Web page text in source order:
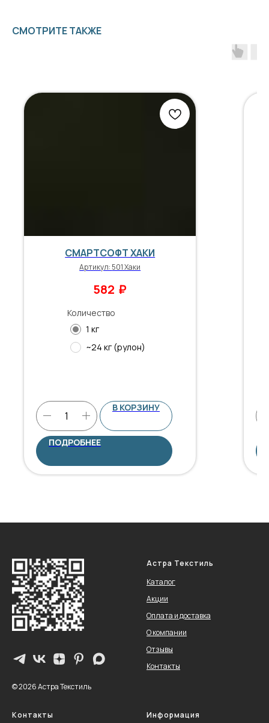
СМОТРИТЕ ТАКЖЕ
СМАРТСОФТ ХАКИ
Артикул: 501 Хаки
582 ₽
Количество
1 кг
~24 кг (рулон)
В КОРЗИНУ
ПОДРОБНЕЕ
© 2026 Астра Текстиль
Астра Текстиль
Каталог
Акции
Оплата и доставка
О компании
Отзывы
Контакты
Контакты Информация